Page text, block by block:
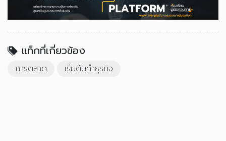
แท็กที่เกี่ยวข้อง
การตลาด เริ่มต้นทำธุรกิจ